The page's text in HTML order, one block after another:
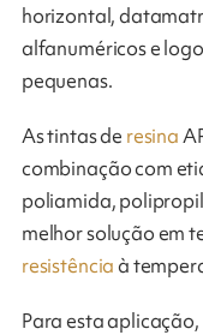
horizontal,
alfanuméricos e
pequenas.
As tintas de resina
combinação com
poliamida,
melhor solução em
resistênciaà
Para esta